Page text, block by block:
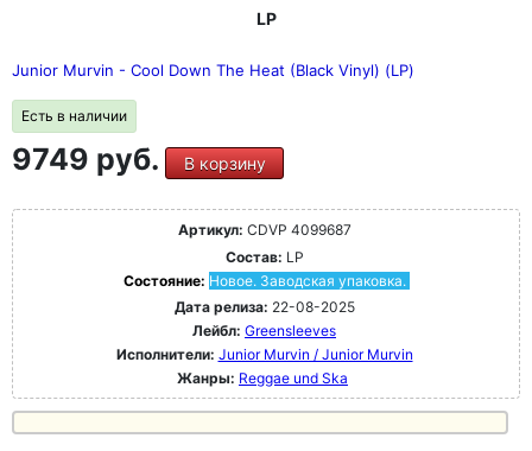
LP
Junior Murvin - Cool Down The Heat (Black Vinyl) (LP)
Есть в наличии
9749 руб. В корзину
Артикул: CDVP 4099687
Состав: LP
Состояние: Новое. Заводская упаковка.
Дата релиза: 22-08-2025
Лейбл: Greensleeves
Исполнители: Junior Murvin / Junior Murvin
Жанры: Reggae und Ska